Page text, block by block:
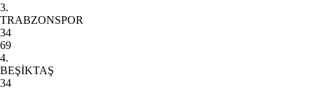
3.
TRABZONSPOR
34
69
4.
BEŞİKTAŞ
34